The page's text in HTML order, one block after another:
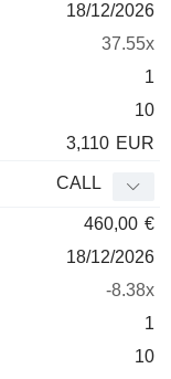
18/12/2026
37.55x
1
10
3,110 EUR
CALL
460,00 €
18/12/2026
-8.38x
1
10